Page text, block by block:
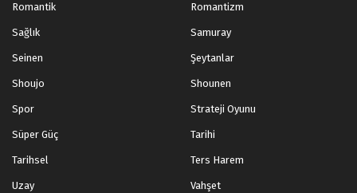
Romantik Romantizm
Sağlık Samuray
Seinen Şeytanlar
Shoujo Shounen
Spor Strateji Oyunu
Süper Güç Tarihi
Tarihsel Ters Harem
Uzay Vahşet